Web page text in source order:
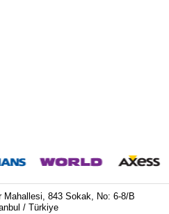
Mahallesi, 843 Sokak, No: 6-8/B
/ Türkiye